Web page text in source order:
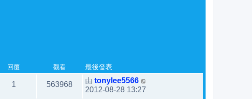
回覆 觀看 最後發表
1 563968 由 tonylee5566
2012-08-28 13:27